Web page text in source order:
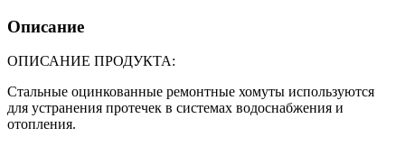
Описание
ОПИСАНИЕ ПРОДУКТА:
Стальные оцинкованные ремонтные хомуты используются
для устранения протечек в системах водоснабжения и
отопления.